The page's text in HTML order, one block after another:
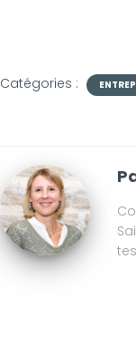
Catégories :